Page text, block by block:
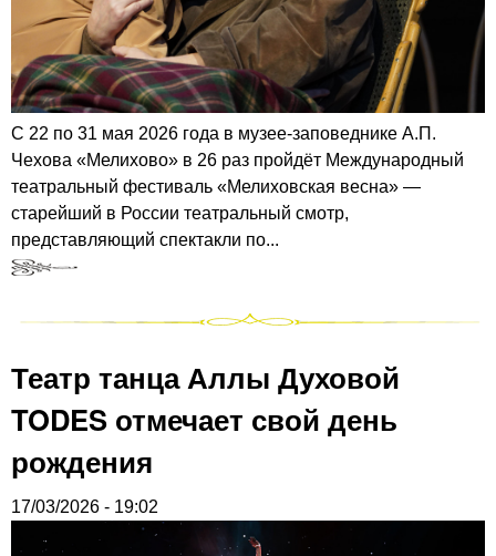
С 22 по 31 мая 2026 года в музее-заповеднике А.П.
Чехова «Мелихово» в 26 раз пройдёт Международный
театральный фестиваль «Мелиховская весна» —
старейший в России театральный смотр,
представляющий спектакли по...
Театр танца Аллы Духовой
TODES отмечает свой день
рождения
17/03/2026 - 19:02